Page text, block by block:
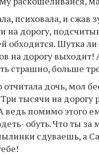
психовала, и сжав
на дорогу,
обходится. Шутка
на дорогу выходит!
страшно, больше
отчитала дочь, мол
тысячи на дорогу
ведь помимо этого
обуть. Что ты за
сдуваешь, а